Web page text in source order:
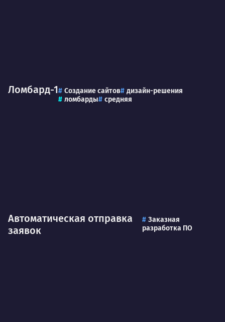
Ломбард-1 Создание сайтов
дизайн-решения
ломбарды
средняя
Автоматическая отправка
заявок
Заказная
разработка ПО